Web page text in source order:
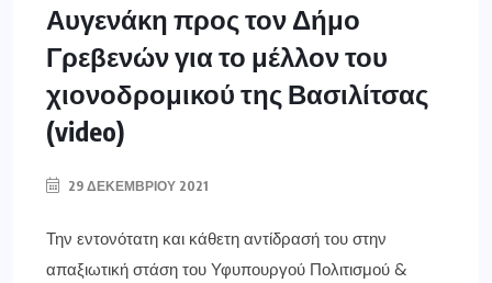
Αυγενάκη προς τον Δήμο
Γρεβενών για το μέλλον του
χιονοδρομικού της Βασιλίτσας
(video)
29 ΔΕΚΕΜΒΡΊΟΥ 2021
Την εντονότατη και κάθετη αντίδρασή του στην
απαξιωτική στάση του Υφυπουργού Πολιτισμού &